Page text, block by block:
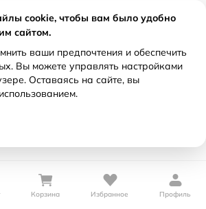
Корзина Избранное Профиль
cookie, чтобы вам было удобно
сайтом.
ваши предпочтения и обеспечить
Вы можете управлять настройками
Оставаясь на сайте, вы